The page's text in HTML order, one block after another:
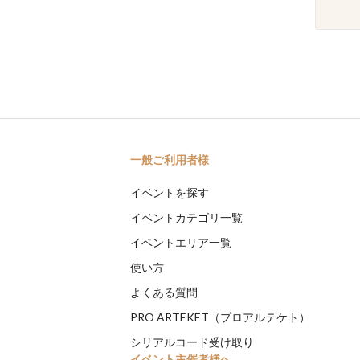
一般ご利用者様
イベントを探す
イベントカテゴリ一覧
イベントエリア一覧
使い方
よくある質問
PRO ARTEKET（プロアルテケト）
シリアルコード受け取り